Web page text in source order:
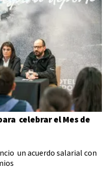
celebrar el Mes de